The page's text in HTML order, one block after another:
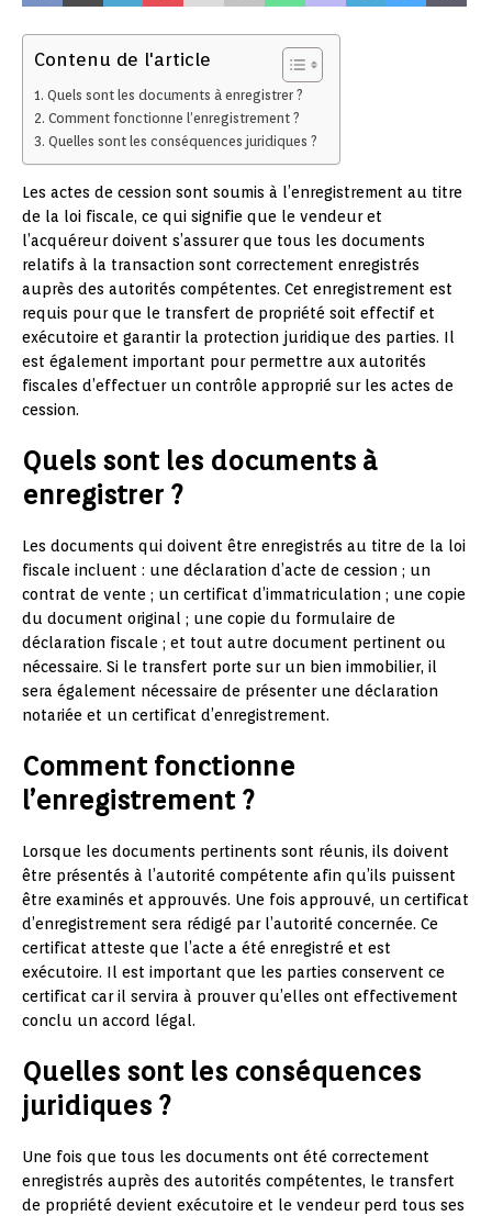
Contenu de l'article
Quels sont les documents à enregistrer ?
Comment fonctionne l’enregistrement ?
Quelles sont les conséquences juridiques ?
Les actes de cession sont soumis à l’enregistrement au titre
de la loi fiscale, ce qui signifie que le vendeur et
l’acquéreur doivent s’assurer que tous les documents
relatifs à la transaction sont correctement enregistrés
auprès des autorités compétentes. Cet enregistrement est
requis pour que le transfert de propriété soit effectif et
exécutoire et garantir la protection juridique des parties. Il
est également important pour permettre aux autorités
fiscales d’effectuer un contrôle approprié sur les actes de
cession.
Quels sont les documents à
enregistrer ?
Les documents qui doivent être enregistrés au titre de la loi
fiscale incluent : une déclaration d’acte de cession ; un
contrat de vente ; un certificat d’immatriculation ; une copie
du document original ; une copie du formulaire de
déclaration fiscale ; et tout autre document pertinent ou
nécessaire. Si le transfert porte sur un bien immobilier, il
sera également nécessaire de présenter une déclaration
notariée et un certificat d’enregistrement.
Comment fonctionne
l’enregistrement ?
Lorsque les documents pertinents sont réunis, ils doivent
être présentés à l’autorité compétente afin qu’ils puissent
être examinés et approuvés. Une fois approuvé, un certificat
d’enregistrement sera rédigé par l’autorité concernée. Ce
certificat atteste que l’acte a été enregistré et est
exécutoire. Il est important que les parties conservent ce
certificat car il servira à prouver qu’elles ont effectivement
conclu un accord légal.
Quelles sont les conséquences
juridiques ?
Une fois que tous les documents ont été correctement
enregistrés auprès des autorités compétentes, le transfert
de propriété devient exécutoire et le vendeur perd tous ses